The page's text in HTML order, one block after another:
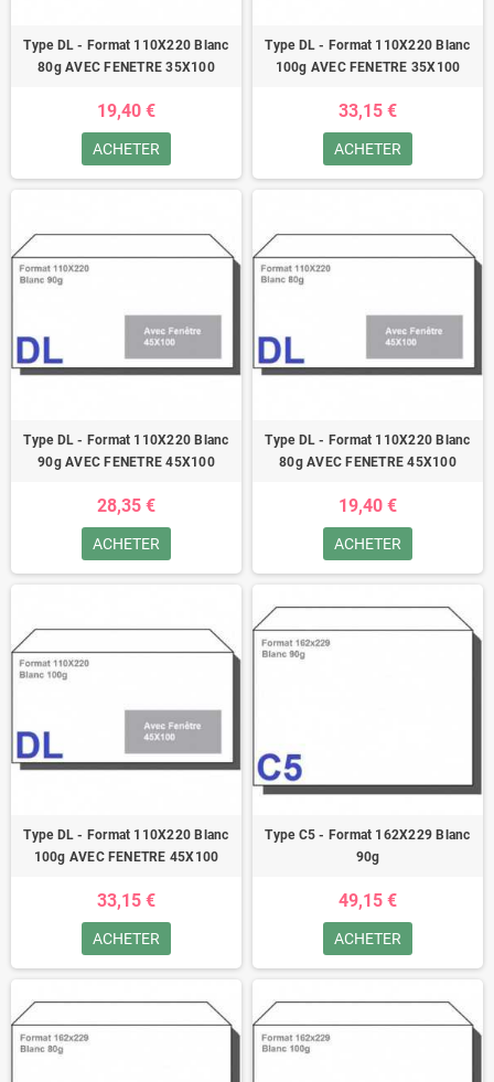
Type DL - Format 110X220 Blanc
80g AVEC FENETRE 35X100
19,40 €
ACHETER
Type DL - Format 110X220 Blanc
100g AVEC FENETRE 35X100
33,15 €
ACHETER
Type DL - Format 110X220 Blanc
90g AVEC FENETRE 45X100
28,35 €
ACHETER
Type DL - Format 110X220 Blanc
80g AVEC FENETRE 45X100
19,40 €
ACHETER
Type DL - Format 110X220 Blanc
100g AVEC FENETRE 45X100
33,15 €
ACHETER
Type C5 - Format 162X229 Blanc
90g
49,15 €
ACHETER